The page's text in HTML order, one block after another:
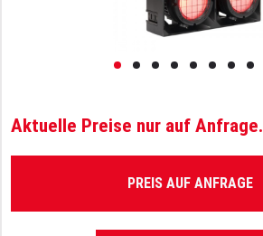
Aktuelle Preise nur auf Anfrage.
PREIS AUF ANFRAGE